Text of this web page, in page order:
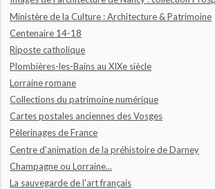
Ministère de la Culture : Architecture & Patrimoine
Centenaire 14-18
Riposte catholique
Plombières-les-Bains au XIXe siècle
Lorraine romane
Collections du patrimoine numérique
Cartes postales anciennes des Vosges
Pèlerinages de France
Centre d'animation de la préhistoire de Darney
Champagne ou Lorraine...
La sauvegarde de l'art français